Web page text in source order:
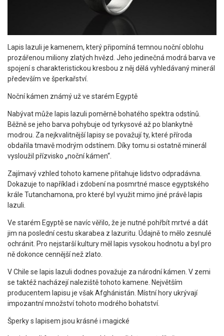
Lapis lazuli je kamenem, který připomíná temnou noční oblohu
prozářenou miliony zlatých hvězd. Jeho jedinečná modrá barva ve
spojení s charakteristickou kresbou z něj dělá vyhledávaný minerál
především ve šperkařství.
Noční kámen známý už ve starém Egyptě
Nabývat může lapis lazuli poměrně bohatého spektra odstínů.
Běžně se jeho barva pohybuje od tyrkysové až po blankytně
modrou. Za nejkvalitnější lapisy se považují ty, které příroda
obdařila tmavě modrým odstínem. Díky tomu si ostatně minerál
vysloužil přízvisko „noční kámen“.
Zajímavý vzhled tohoto kamene přitahuje lidstvo odpradávna.
Dokazuje to například i zdobení na posmrtné masce egyptského
krále Tutanchamona, pro které byl využit mimo jiné právě lapis
lazuli.
Ve starém Egyptě se navíc věřilo, že je nutné pohřbít mrtvé a dát
jim na poslední cestu skarabea z lazuritu. Údajně to mělo zesnulé
ochránit. Pro nejstarší kultury měl lapis vysokou hodnotu a byl pro
ně dokonce cennější než zlato.
V Chile se lapis lazuli dodnes považuje za národní kámen. V zemi
se taktéž nacházejí naleziště tohoto kamene. Největším
producentem lapisu je však Afghánistán. Místní hory ukrývají
impozantní množství tohoto modrého bohatství.
Šperky s lapisem jsou krásné i magické